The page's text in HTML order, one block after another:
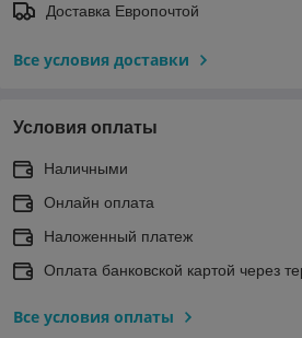
Доставка Европочтой
Все условия доставки
Условия оплаты
Наличными
Онлайн оплата
Наложенный платеж
Оплата банковской картой через
Все условия оплаты